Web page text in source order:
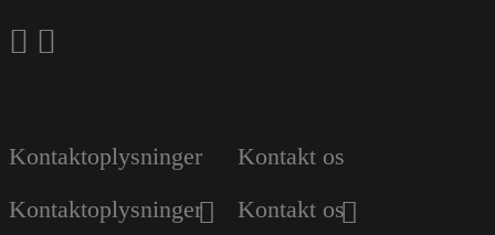
Kontaktoplysninger
Kontaktoplysninger
Kontakt os
Kontakt os